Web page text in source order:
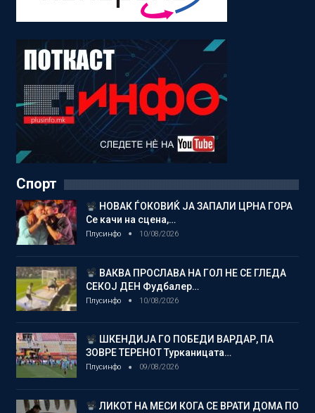
Спорт
НОВАК ЃОКОВИЌ ЈА ЗАПАЛИ ЦРНА ГОРА
Се качи на сцена,…
Плусинфо 10/08/2026
ВАКВА ПРОСЛАВА НА ГОЛ НЕ СЕ ГЛЕДА
СЕКОЈ ДЕН Фудбалер…
Плусинфо 10/08/2026
ШКЕНДИЈА ГО ПОБЕДИ ВАРДАР, ПА
ЗОВРЕ ТЕРЕНОТ Турканицата…
Плусинфо 09/08/2026
ЛИКОТ НА МЕСИ КОГА СЕ ВРАТИ ДОМА ПО